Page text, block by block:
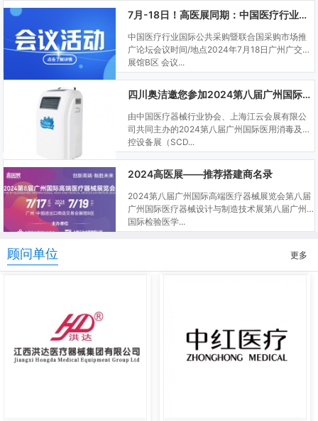
7月-18日！高医展同期：中国医疗行业国际公共采购暨联合国采购市场推广论坛
中国医疗行业国际公共采购暨联合国采购市场推
广论坛会议时间/地点2024年7月18日广州广交会
展馆B区 会议...
四川奥洁邀您参加2024第八届广州国际医用消毒及感控设备展
由中国医疗器械行业协会、上海江云会展有限公
司共同主办的2024第八届广州国际医用消毒及感
控设备展（SCD...
2024高医展——推荐搭建商名录
2024第八届广州国际高端医疗器械展览会第八届
广州国际医疗器械设计与制造技术展第八届广州
国际检验医学...
顾问单位 更多